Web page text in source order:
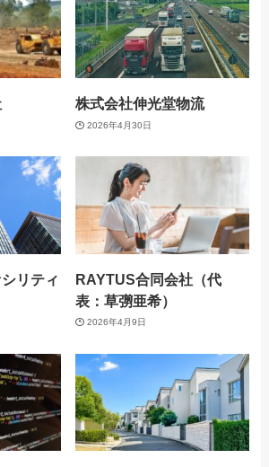
株式会社伸光堂物流
2026年4月30日
リティ
RAYTUS合同会社（代
表：草彅亜希）
2026年4月9日